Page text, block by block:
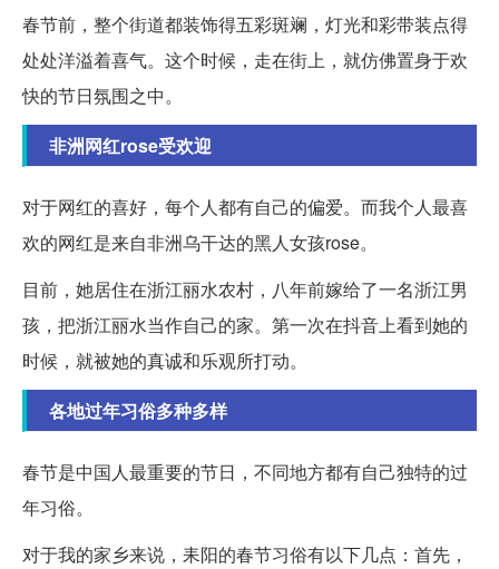
春节前，整个街道都装饰得五彩斑斓，灯光和彩带装点得
处处洋溢着喜气。这个时候，走在街上，就仿佛置身于欢
快的节日氛围之中。
非洲网红rose受欢迎
对于网红的喜好，每个人都有自己的偏爱。而我个人最喜
欢的网红是来自非洲乌干达的黑人女孩rose。
目前，她居住在浙江丽水农村，八年前嫁给了一名浙江男
孩，把浙江丽水当作自己的家。第一次在抖音上看到她的
时候，就被她的真诚和乐观所打动。
各地过年习俗多种多样
春节是中国人最重要的节日，不同地方都有自己独特的过
年习俗。
对于我的家乡来说，耒阳的春节习俗有以下几点：首先，